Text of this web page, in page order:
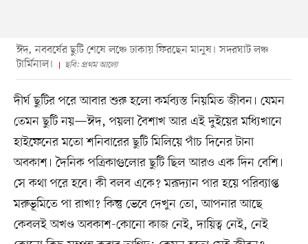
ঈদ, নববর্ষের ছুটি শেষে লঞ্চে ঢাকায় ফিরছেন মানুষ। সদরঘাট লঞ্চ
টার্মিনাল।
ছবি: প্রথম আলো
দীর্ঘ ছুটির পরে আবার শুরু হলো কর্মব্যস্ত নিয়মিত জীবন। যেমন
তেমন ছুটি নয়—ঈদ, পয়লা বৈশাখ আর এই দুইয়ের মধ্যিখানে
হাইফেনের মতো শনিবারের ছুটি মিলিয়ে পাঁচ দিনের টানা
অবকাশ। দৈনিক পত্রিকাগুলোর ছুটি ছিল আরও এক দিন বেশি।
সে কথা পরে হবে। কী বলব একে? মরূদ্যান পার হয়ে পরিব্যাপ্ত
মরুভূমিতে পা রাখা? কিন্তু ভেবে দেখুন তো, আপনার আছে
কেবলই অখণ্ড অবকাশ-কোনো কাজ নেই, দায়িত্ব নেই, নেই